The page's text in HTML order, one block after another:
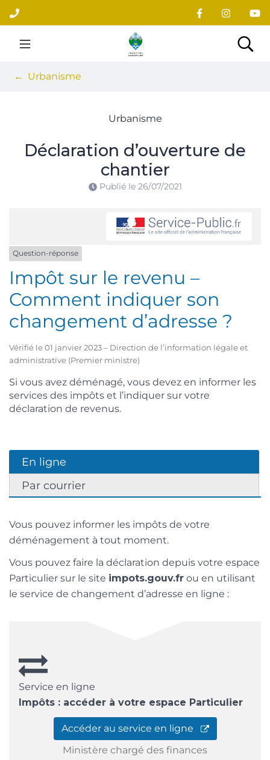
Aller
au
contenu
Site officiel du village
Urbanisme
Urbanisme
Déclaration d’ouverture de
chantier
Publié le 26/07/2021
Question-réponse
Impôt sur le revenu –
Comment indiquer son
changement d’adresse ?
Vérifié le 01 janvier 2023 – Direction de l’information légale et
administrative (Premier ministre)
Si vous avez déménagé, vous devez en informer les
services des impôts et l’indiquer sur votre
déclaration de revenus.
En ligne
Par courrier
Vous pouvez informer les impôts de votre
déménagement à tout moment.
Vous pouvez faire la déclaration depuis votre espace
Particulier sur le site impots.gouv.fr ou en utilisant
le service de changement d’adresse en ligne :
Service en ligne
Impôts : accéder à votre espace Particulier
Accéder au service en ligne
Ministère chargé des finances